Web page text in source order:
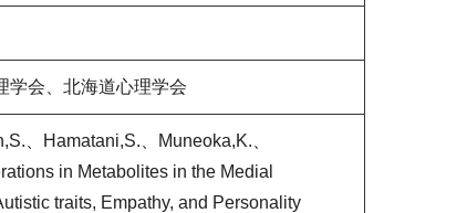
学会、北海道心理学会
、Hamatani,S.、Muneoka,K.、
in Metabolites in the Medial
traits, Empathy, and Personality